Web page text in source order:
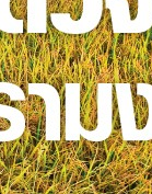
ยอดนิยม